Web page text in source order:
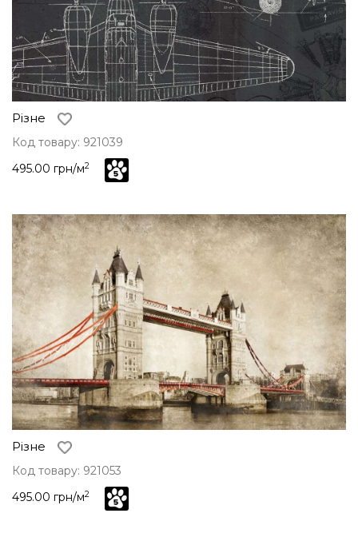
Різне
Код товару: 921039
495.00 грн/м2
Різне
Код товару: 921053
495.00 грн/м2